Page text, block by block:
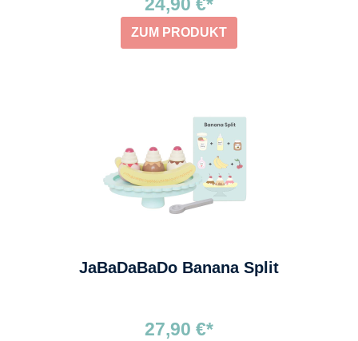
24,90 €*
ZUM PRODUKT
JaBaDaBaDo Banana Split
27,90 €*